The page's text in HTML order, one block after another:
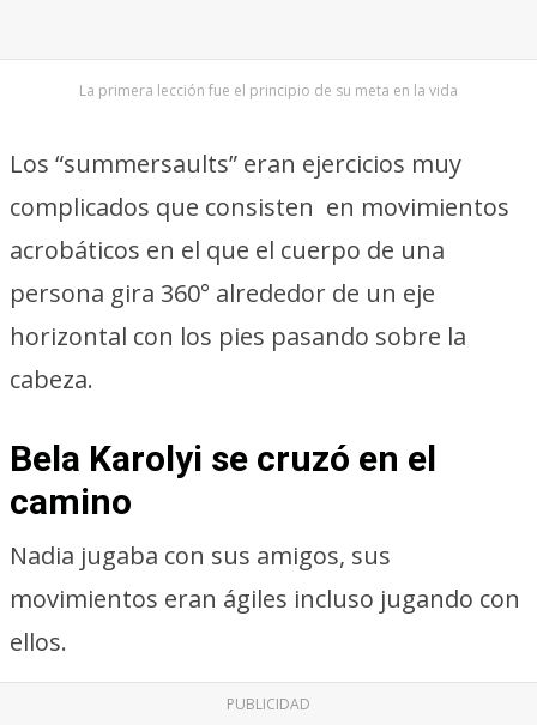
La primera lección fue el principio de su meta en la vida
Los “summersaults” eran ejercicios muy
complicados que consisten en movimientos
acrobáticos en el que el cuerpo de una
persona gira 360° alrededor de un eje
horizontal con los pies pasando sobre la
cabeza.
Bela Karolyi se cruzó en el
camino
Nadia jugaba con sus amigos, sus
movimientos eran ágiles incluso jugando con
ellos.
PUBLICIDAD